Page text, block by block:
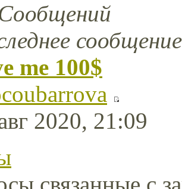
сообщение
me 100$
2020, 21:09